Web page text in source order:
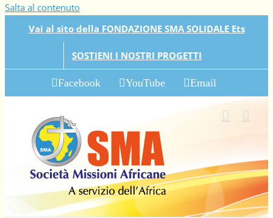
Salta al contenuto
Vai al sito della FONDAZIONE SMA SOLIDALE Ets
SOSTIENI I NOSTRI PROGETTI
Facebook YouTube Email